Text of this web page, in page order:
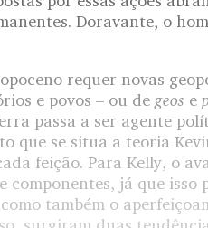
Doravante, o
requer novas
e povos – ou de geos e
passa a ser agente
que se situa a teoria
feição. Para Kelly, o
já que isso
também o